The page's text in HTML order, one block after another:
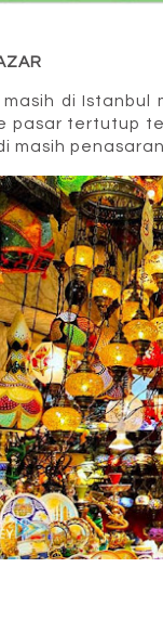
masih di
pasar tertutup
masih